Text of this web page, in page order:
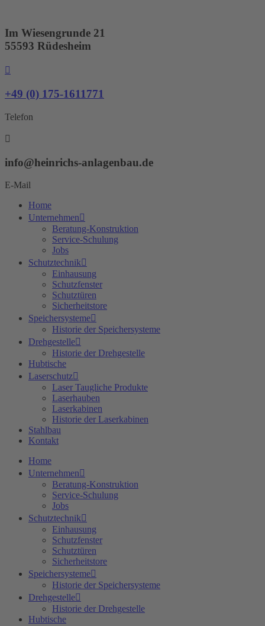
springen
Im Wiesengrunde 21
55593 Rüdesheim
+49 (0) 175-1611771
Telefon
info@heinrichs-anlagenbau.de
E-Mail
Home
Unternehmen
Beratung-Konstruktion
Service-Schulung
Jobs
Schutztechnik
Einhausung
Schutzfenster
Schutztüren
Sicherheitstore
Speichersysteme
Historie der Speichersysteme
Drehgestelle
Historie der Drehgestelle
Hubtische
Laserschutz
Laser Taugliche Produkte
Laserhauben
Laserkabinen
Historie der Laserkabinen
Stahlbau
Kontakt
Home
Unternehmen
Beratung-Konstruktion
Service-Schulung
Jobs
Schutztechnik
Einhausung
Schutzfenster
Schutztüren
Sicherheitstore
Speichersysteme
Historie der Speichersysteme
Drehgestelle
Historie der Drehgestelle
Hubtische